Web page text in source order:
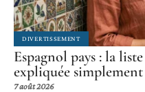
DIVERTISSEMENT
Espagnol pays : la
expliquée simplement
7 août 2026